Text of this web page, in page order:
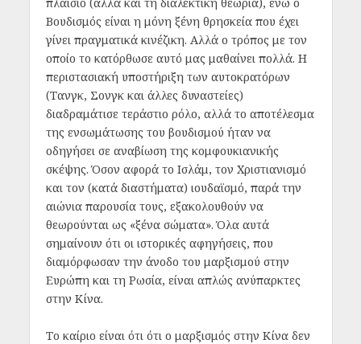
Βουδισμός είναι η μόνη ξένη θρησκεία που έχει
γίνει πραγματικά κινέζικη. Αλλά ο τρόπος με τον
οποίο το κατόρθωσε αυτό μας μαθαίνει πολλά. Η
περιστασιακή υποστήριξη των αυτοκρατόρων
(Τανγκ, Σονγκ και άλλες δυναστείες)
διαδραμάτισε τεράστιο ρόλο, αλλά το αποτέλεσμα
της ενσωμάτωσης του βουδισμού ήταν να
οδηγήσει σε αναβίωση της κομφουκιανικής
σκέψης. Όσον αφορά το Ισλάμ, τον Χριστιανισμό
και τον (κατά διαστήματα) ιουδαϊσμό, παρά την
αιώνια παρουσία τους, εξακολουθούν να
θεωρούνται ως «ξένα σώματα». Όλα αυτά
σημαίνουν ότι οι ιστορικές αφηγήσεις, που
διαμόρφωσαν την άνοδο του μαρξισμού στην
Ευρώπη και τη Ρωσία, είναι απλώς ανύπαρκτες
στην Κίνα.
Το καίριο είναι ότι ότι ο μαρξισμός στην Κίνα δεν